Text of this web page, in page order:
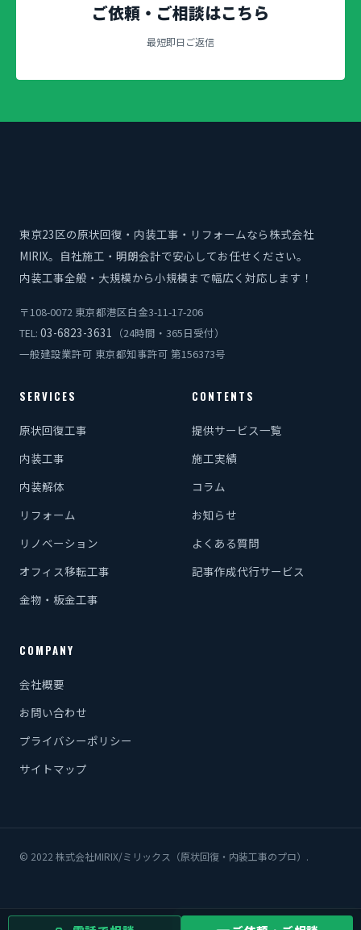
ご依頼・ご相談はこちら
最短即日ご返信
東京23区の原状回復・内装工事・リフォームなら株式会社
MIRIX。自社施工・明朗会計で安心してお任せください。
内装工事全般・大規模から小規模まで幅広く対応します！
〒108-0072 東京都港区白金3-11-17-206
TEL: 03-6823-3631 （24時間・365日受付）
一般建設業許可 東京都知事許可 第156373号
SERVICES
原状回復工事
内装工事
内装解体
リフォーム
リノベーション
オフィス移転工事
金物・板金工事
CONTENTS
提供サービス一覧
施工実績
コラム
お知らせ
よくある質問
記事作成代行サービス
COMPANY
会社概要
お問い合わせ
プライバシーポリシー
サイトマップ
© 2022 株式会社MIRIX/ミリックス（原状回復・内装工事のプロ）.